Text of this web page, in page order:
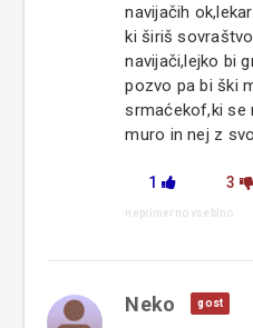
navijačih
ki širiš
navijači,lejko bi
pozvo pa bi ški
srmaćekof,ki se
muro in nej z
1 3
neprimerno vsebino
Neko gost